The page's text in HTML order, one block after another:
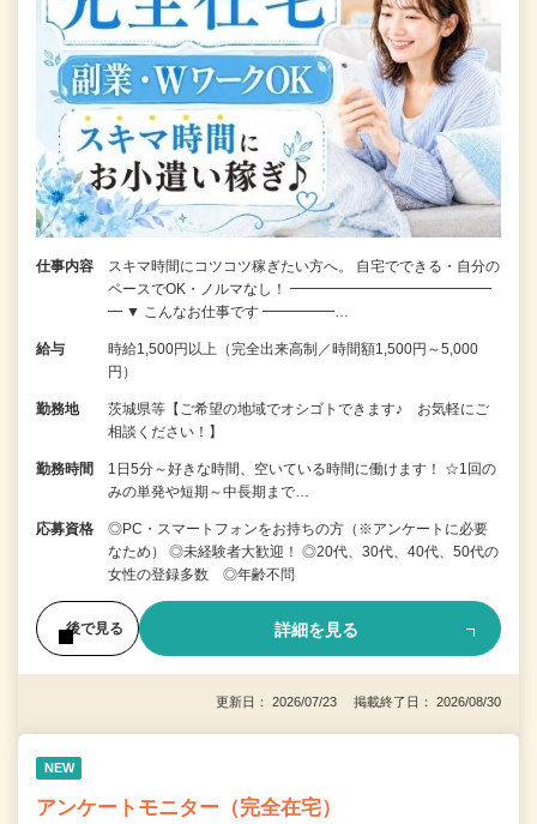
仕事内容
スキマ時間にコツコツ稼ぎたい方へ。 自宅でできる・自分の
ペースでOK・ノルマなし！ ━━━━━━━━━━━━━━
━ ▼ こんなお仕事です ━━━━━…
給与
時給1,500円以上（完全出来高制／時間額1,500円～5,000
円）
勤務地
茨城県等【ご希望の地域でオシゴトできます♪ お気軽にご
相談ください！】
勤務時間
1日5分～好きな時間、空いている時間に働けます！ ☆1回の
みの単発や短期～中長期まで…
応募資格
◎PC・スマートフォンをお持ちの方（※アンケートに必要
なため） ◎未経験者大歓迎！ ◎20代、30代、40代、50代の
女性の登録多数 ◎年齢不問
後で見る 詳細を見る
更新日： 2026/07/23 掲載終了日： 2026/08/30
NEW
アンケートモニター（完全在宅）